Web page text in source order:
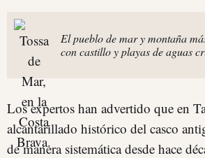
El pueblo de mar y montaña
con castillo y playas de aguas
Los expertos han advertido que en
alcantarillado histórico del casco
de manera sistemática desde hace